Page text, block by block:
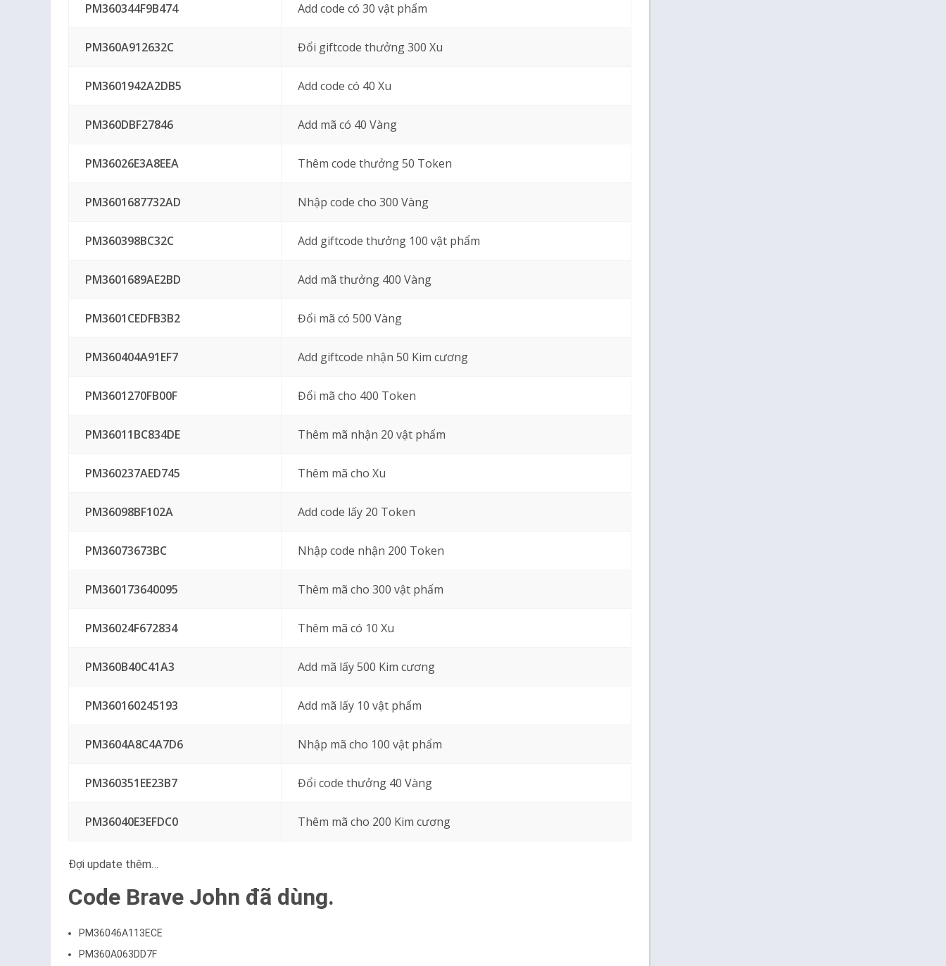
PM360344F9B474 Add code có 30 vật phẩm
PM360A912632C Đổi giftcode thưởng 300 Xu
PM3601942A2DB5 Add code có 40 Xu
PM360DBF27846 Add mã có 40 Vàng
PM36026E3A8EEA Thêm code thưởng 50 Token
PM3601687732AD Nhập code cho 300 Vàng
PM360398BC32C Add giftcode thưởng 100 vật phẩm
PM3601689AE2BD Add mã thưởng 400 Vàng
PM3601CEDFB3B2 Đổi mã có 500 Vàng
PM360404A91EF7 Add giftcode nhận 50 Kim cương
PM3601270FB00F Đổi mã cho 400 Token
PM36011BC834DE Thêm mã nhận 20 vật phẩm
PM360237AED745 Thêm mã cho Xu
PM36098BF102A Add code lấy 20 Token
PM36073673BC Nhập code nhận 200 Token
PM360173640095 Thêm mã cho 300 vật phẩm
PM36024F672834 Thêm mã có 10 Xu
PM360B40C41A3 Add mã lấy 500 Kim cương
PM360160245193 Add mã lấy 10 vật phẩm
PM3604A8C4A7D6 Nhập mã cho 100 vật phẩm
PM360351EE23B7 Đổi code thưởng 40 Vàng
PM36040E3EFDC0 Thêm mã cho 200 Kim cương
Đợi update thêm…
Code Brave John đã dùng.
PM36046A113ECE
PM360A063DD7F